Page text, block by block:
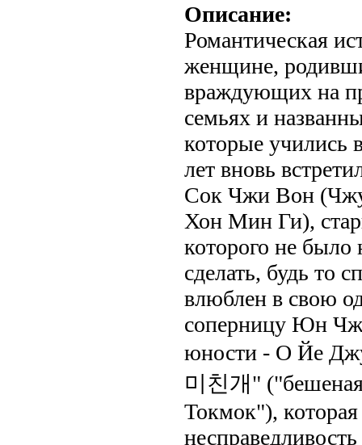
Описание:
Романтическая
женщине,
враждующих на
семьях и
которые учились
лет вновь
Сок Чжи Вон
Хон Мин Ги),
которого не было
сделать, будь то
влюблен в свою
соперницу Юн
юности - О Йе
미친개"
Токмок"), которая